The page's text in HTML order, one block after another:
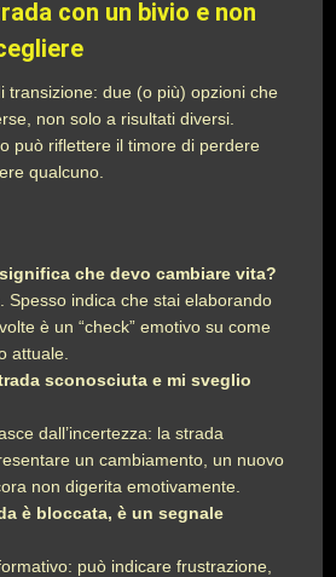
con un bivio e non
transizione: due (o più) opzioni che
non solo a risultati diversi.
può riflettere il timore di perdere
qualcuno.
che devo cambiare vita?
Spesso indica che stai elaborando
è un “check” emotivo su come
attuale.
sconosciuta e mi sveglio
dall’incertezza: la strada
un cambiamento, un nuovo
non digerita emotivamente.
è bloccata, è un segnale
può indicare frustrazione,